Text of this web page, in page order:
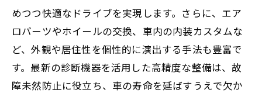
めつつ快適なドライブを実現します。さらに、エア
ロパーツやホイールの交換、車内の内装カスタムな
ど、外観や居住性を個性的に演出する手法も豊富で
す。最新の診断機器を活用した高精度な整備は、故
障未然防止に役立ち、車の寿命を延ばすうえで欠か